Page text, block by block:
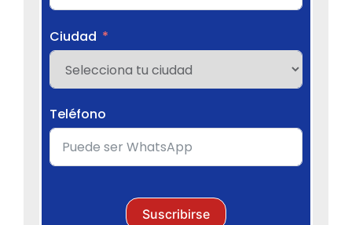
Ciudad
Teléfono
Suscribirse